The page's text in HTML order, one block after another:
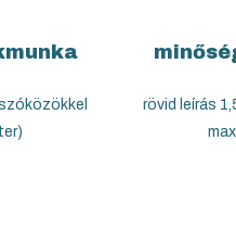
rövid leírás